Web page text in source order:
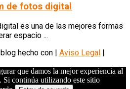
de fotos digital
es una de las mejores formas
espacio ...
hecho con | Aviso Legal |
que damos la mejor experiencia al
Si continúa utilizando este sitio